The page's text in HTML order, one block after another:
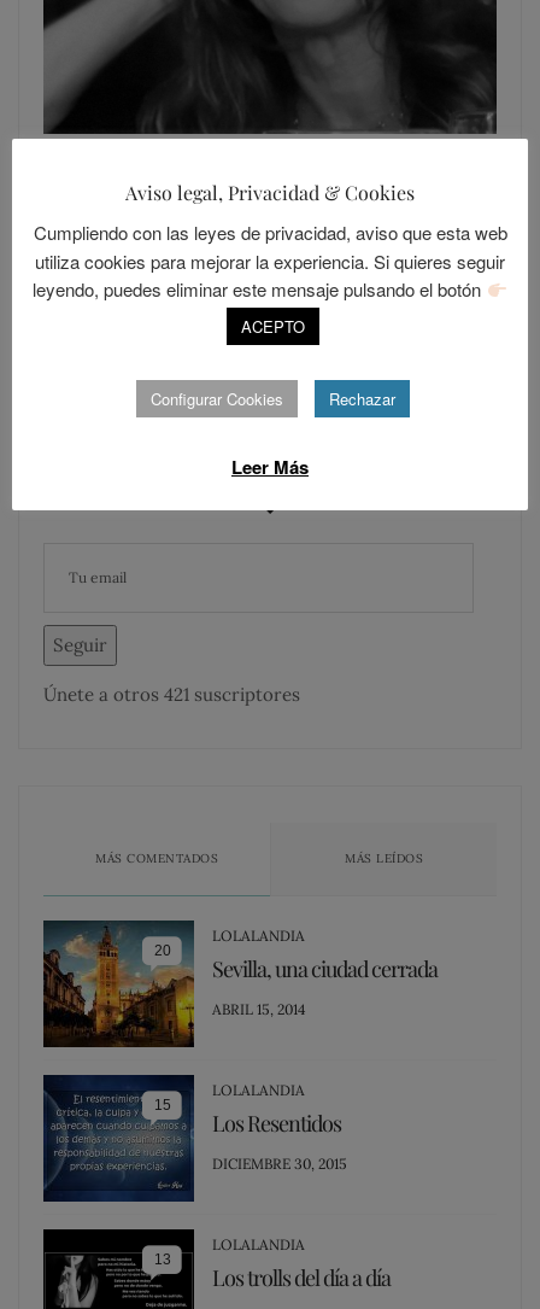
SIGUE A LOLANDIA
Seguir
Únete a otros 421 suscriptores
MÁS COMENTADOS MÁS LEÍDOS
20
LOLALANDIA
Sevilla, una ciudad cerrada
POSTED
ABRIL 15, 2014
15
LOLALANDIA
Los Resentidos
POSTED
DICIEMBRE 30, 2015
13
LOLALANDIA
Los trolls del día a día
Aviso legal, Privacidad & Cookies
Cumpliendo con las leyes de privacidad, aviso que esta web
utiliza cookies para mejorar la experiencia. Si quieres seguir
leyendo, puedes eliminar este mensaje pulsando el botón
ACEPTO
Configurar Cookies Rechazar
Leer Más